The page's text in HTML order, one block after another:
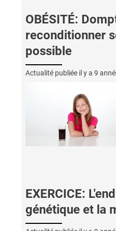
OBÉSITÉ:
reconditionner
possible
Actualité publiée il y a 9
EXERCICE:
génétique et la